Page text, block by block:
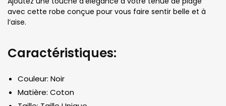
avec cette robe conçue pour vous faire sentir belle et à
l’aise.
Caractéristiques:
Couleur: Noir
Matière: Coton